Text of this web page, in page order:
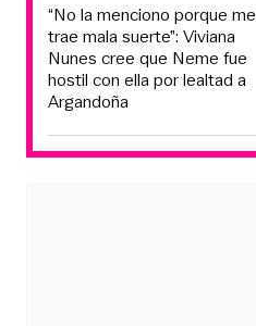
“No la menciono porque me
trae mala suerte”: Viviana
Nunes cree que Neme fue
hostil con ella por lealtad a
Argandoña